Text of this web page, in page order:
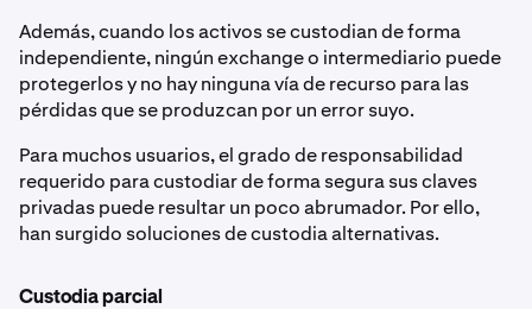
Además, cuando los activos se custodian de forma
independiente, ningún exchange o intermediario puede
protegerlos y no hay ninguna vía de recurso para las
pérdidas que se produzcan por un error suyo.
Para muchos usuarios, el grado de responsabilidad
requerido para custodiar de forma segura sus claves
privadas puede resultar un poco abrumador. Por ello,
han surgido soluciones de custodia alternativas.
Custodia parcial